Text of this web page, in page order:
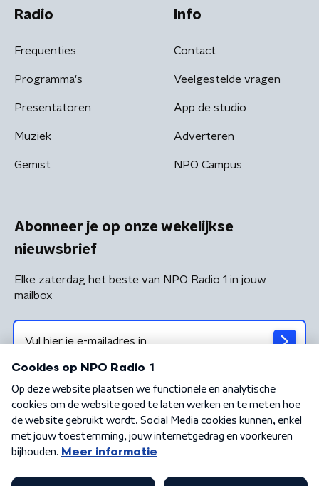
Radio
Frequenties
Programma's
Presentatoren
Muziek
Gemist
Info
Contact
Veelgestelde vragen
App de studio
Adverteren
NPO Campus
Abonneer je op onze wekelijkse
nieuwsbrief
Elke zaterdag het beste van NPO Radio 1 in jouw
mailbox
Algemene voorwaarden